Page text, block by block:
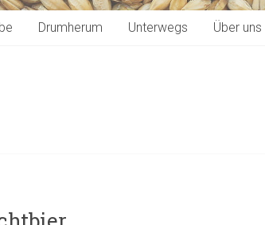
Drumherum Unterwegs Über uns